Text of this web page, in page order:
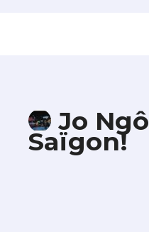
Jo
Saïgon!